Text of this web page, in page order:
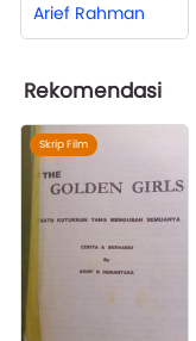
Arief Rahman
Rekomendasi
Skrip Film